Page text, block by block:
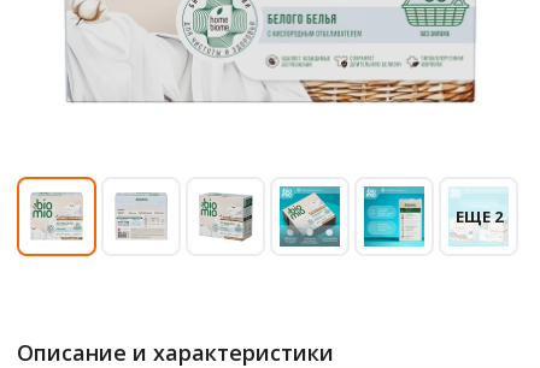
ЕЩЕ 2
Описание и характеристики